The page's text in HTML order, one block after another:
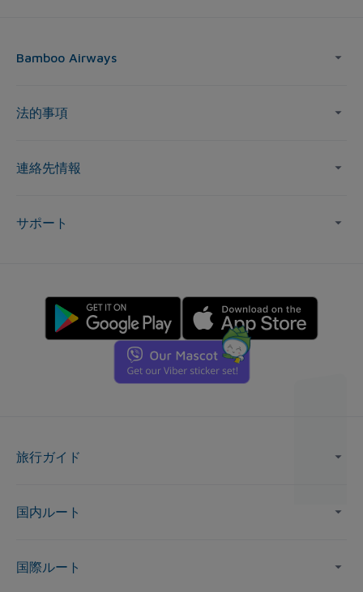
Bamboo Airways
法的事項
連絡先情報
サポート
旅行ガイド
国内ルート
国際ルート